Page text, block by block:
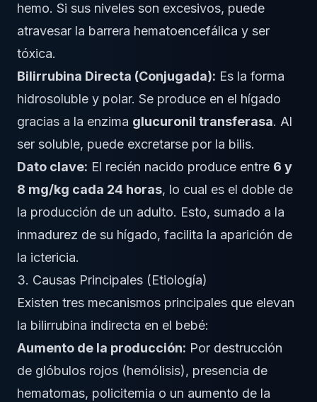
hemo. Si sus niveles son excesivos, puede
atravesar la barrera hematoencefálica y ser
tóxica.
Bilirrubina Directa (Conjugada): Es la forma
hidrosoluble y polar. Se produce en el hígado
gracias a la enzima glucuronil transferasa. Al
ser soluble, puede excretarse por la bilis.
Dato clave: El recién nacido produce entre 6 y
8 mg/kg cada 24 horas, lo cual es el doble de
la producción de un adulto. Esto, sumado a la
inmadurez de su hígado, facilita la aparición de
la ictericia.
3. Causas Principales (Etiología)
Existen tres mecanismos principales que elevan
la bilirrubina indirecta en el bebé:
Aumento de la producción: Por destrucción
de glóbulos rojos (hemólisis), presencia de
hematomas, policitemia o un aumento de la